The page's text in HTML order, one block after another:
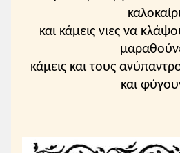
και κάμεις νιες να
κάμεις και τους
και